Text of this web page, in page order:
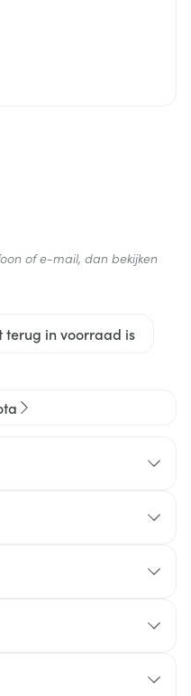
terug in voorraad is
of e-mail, dan bekijken
materiaal